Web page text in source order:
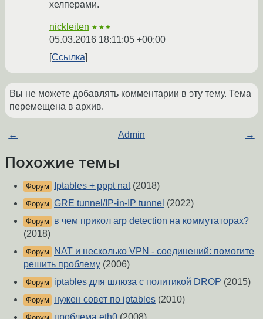
хелперами.
nickleiten ★★★
05.03.2016 18:11:05 +00:00
Ссылка
Вы не можете добавлять комментарии в эту тему. Тема
перемещена в архив.
← Admin →
Похожие темы
Форум Iptables + pppt nat(2018)
Форум GRE tunnel/IP-in-IP tunnel (2022)
Форум
в чем прикол arp detection на коммутаторах?
(2018)
Форум
NAT и несколько VPN - соединений: помогите
решить проблему (2006)
Форум iptables для шлюза с политикой DROP (2015)
Форум нужен совет по iptables (2010)
проблема eth0 (2008)